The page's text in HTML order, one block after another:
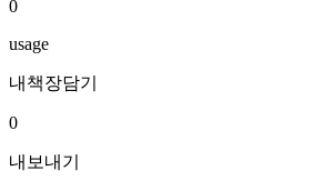
0
usage
내책장담기
0
내보내기